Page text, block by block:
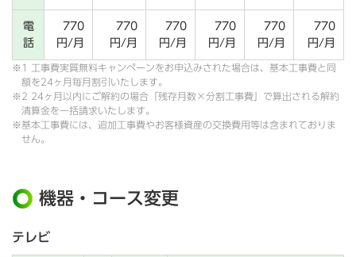
電
話
770
円/月
770
円/月
770
円/月
770
円/月
770
円/月
770
円/月
※1 工事費実質無料キャンペーンをお申込みされた場合は、基本工事費と同
額を24ヶ月毎月割引いたします。
※2 24ヶ月以内にご解約の場合「残存月数×分割工事費」で算出される解約
清算金を一括請求いたします。
※基本工事費には、追加工事費やお客様資産の交換費用等は含まれておりま
せん。
機器・コース変更
テレビ